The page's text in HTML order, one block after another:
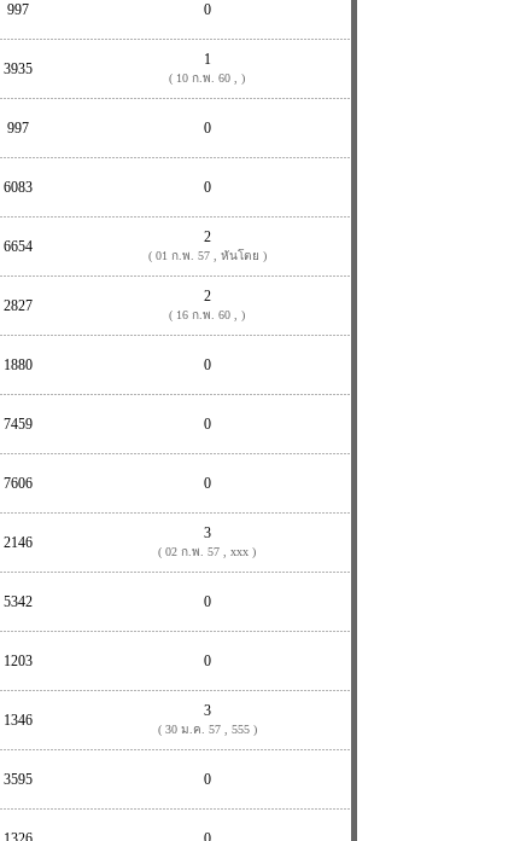
997 0
3935
1
( 10 ก.พ. 60 , )
997 0
6083 0
6654
2
( 01 ก.พ. 57 , หันโตย )
2827
2
( 16 ก.พ. 60 , )
1880 0
7459 0
7606 0
2146
3
( 02 ก.พ. 57 , xxx )
5342 0
1203 0
1346
3
( 30 ม.ค. 57 , 555 )
3595 0